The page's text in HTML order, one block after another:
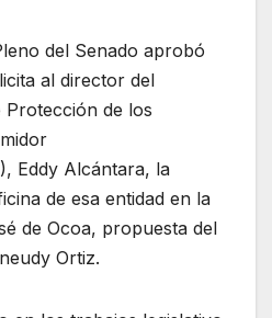
del Senado aprobó
al director del
Protección de los
Eddy Alcántara, la
de esa entidad en la
de Ocoa, propuesta del
Ortiz.